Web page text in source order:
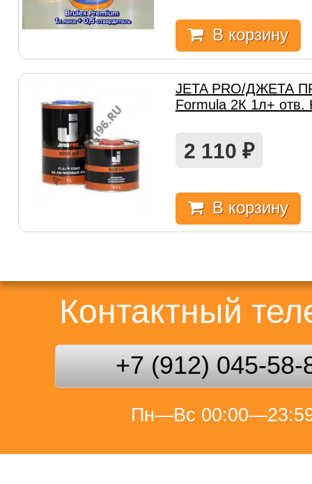
В корзину
JETA PRO/ДЖЕТА
Formula 2К 1л+ отв.
2 110 ₽
В корзину
Контактный
+7 (912) 045-58-
Пн—Вс